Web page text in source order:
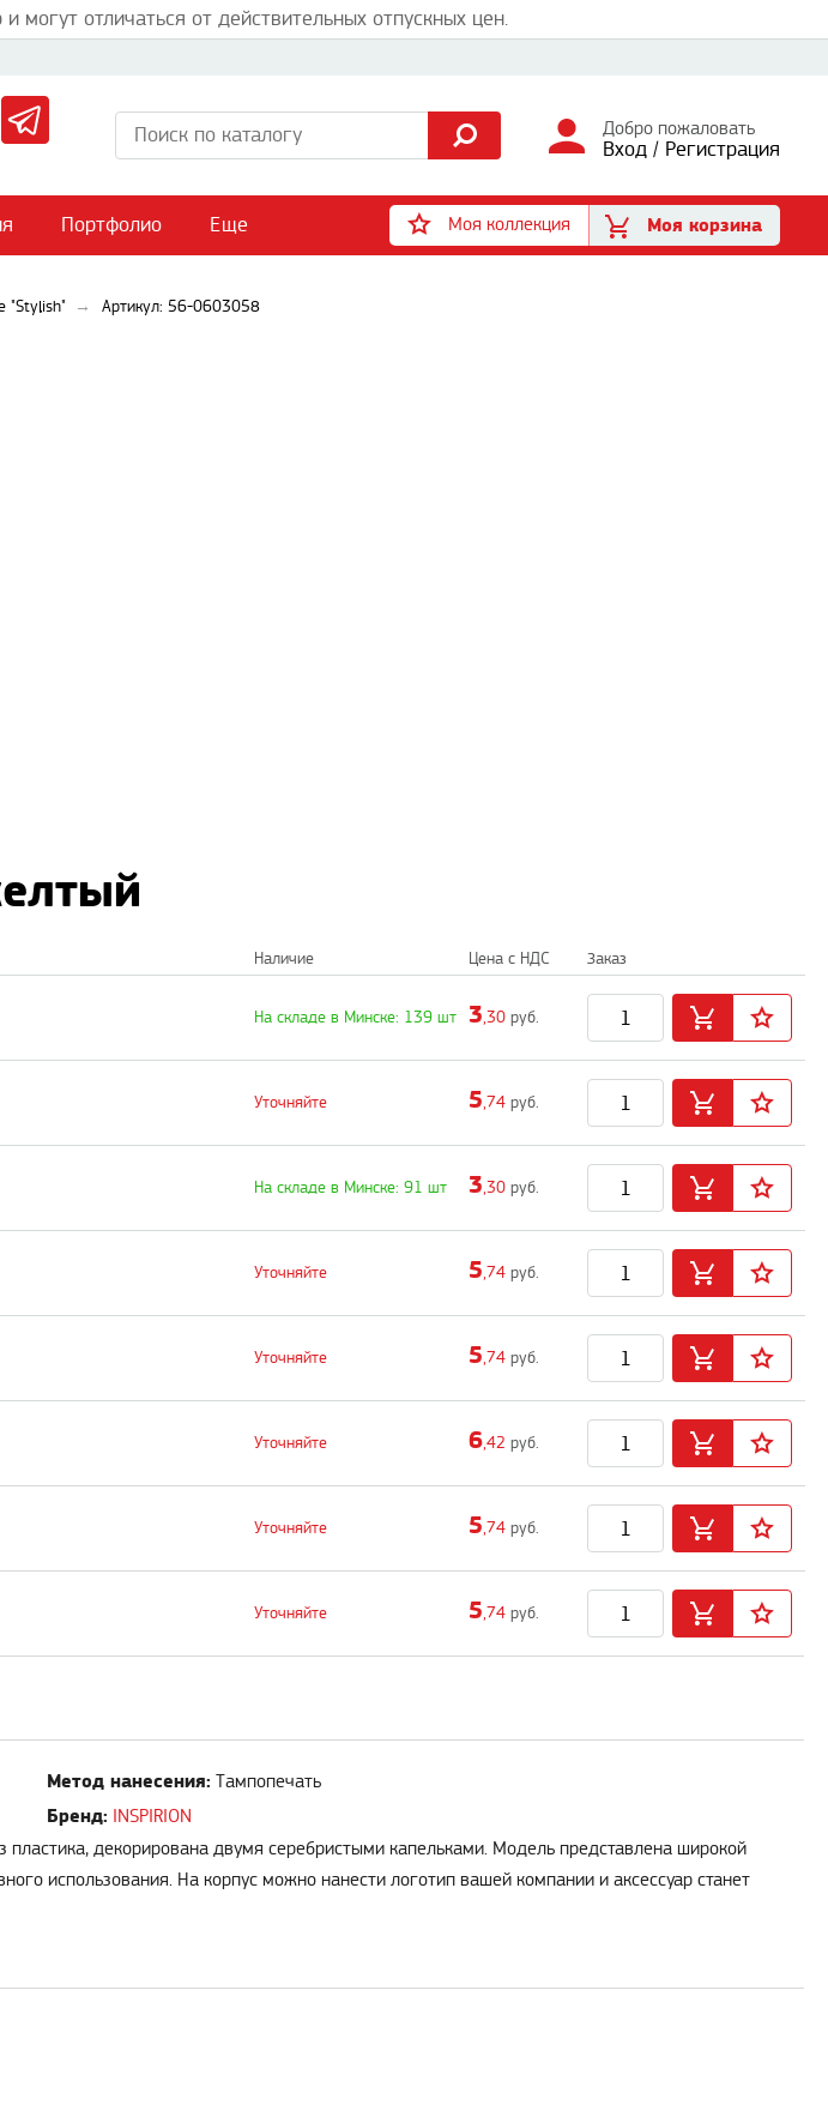
отличаться от действительных отпускных цен.
Добро пожаловать
Вход / Регистрация
Портфолио Еще Моя коллекция Моя корзина
"Stylish" Артикул: 56-0603058
Наличие Цена с НДС Заказ
На складе в Минске: 139 шт 3,30 руб.
Уточняйте 5,74 руб.
На складе в Минске: 91 шт 3,30 руб.
Уточняйте 5,74 руб.
Уточняйте 5,74 руб.
Уточняйте 6,42 руб.
Уточняйте 5,74 руб.
Уточняйте 5,74 руб.
Метод нанесения: Тампопечать
Бренд:
INSPIRION
декорирована двумя серебристыми капельками. Модель представлена широкой
использования. На корпус можно нанести логотип вашей компании и аксессуар станет